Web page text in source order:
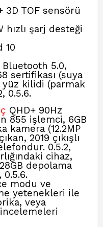
3D TOF sensörü
hızlı şarj desteği
10
5.0,
sertifikası (suya
yüz kilidi (parmak
, 0.5.6.
QHD+ 90Hz
855 işlemci, 6GB
kamera (12.2MP
2019 çıkışlı
0.5.2,
cihaz,
depolama
modu ve
yetenekleri ile
veya